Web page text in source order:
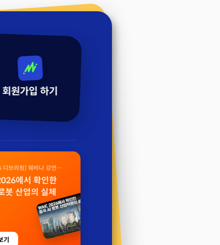
회원가입 하기
브리핑] 웨비나 강연
에서 확인한
봇 산업의 실체
기